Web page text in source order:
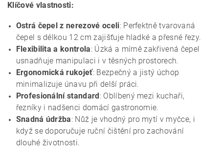
Klíčové vlastnosti:
Ostrá čepel z nerezové oceli: Perfektně tvarovaná
čepel s délkou 12 cm zajišťuje hladké a přesné řezy.
Flexibilita a kontrola: Úzká a mírně zakřivená čepel
usnadňuje manipulaci i v těsných prostorech.
Ergonomická rukojeť: Bezpečný a jistý úchop
minimalizuje únavu při delší práci.
Profesionální standard: Oblíbený mezi kuchaři,
řezníky i nadšenci domácí gastronomie.
Snadná údržba: Nůž je vhodný pro mytí v myčce, i
když se doporučuje ruční čištění pro zachování
dlouhé životnosti.